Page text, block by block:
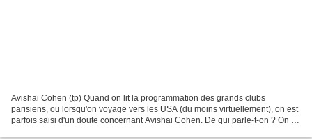
Avishai Cohen (tp) Quand on lit la programmation des grands clubs
parisiens, ou lorsqu'on voyage vers les USA (du moins virtuellement), on est
parfois saisi d'un doute concernant Avishai Cohen. De qui parle-t-on ? On a